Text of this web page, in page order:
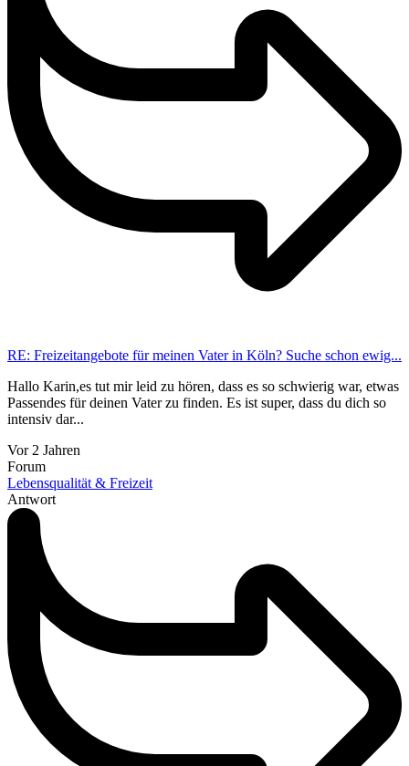
RE: Freizeitangebote für meinen Vater in Köln? Suche schon ewig...
Hallo Karin,es tut mir leid zu hören, dass es so schwierig war, etwas
Passendes für deinen Vater zu finden. Es ist super, dass du dich so
intensiv dar...
Vor 2 Jahren
Forum
Lebensqualität & Freizeit
Antwort